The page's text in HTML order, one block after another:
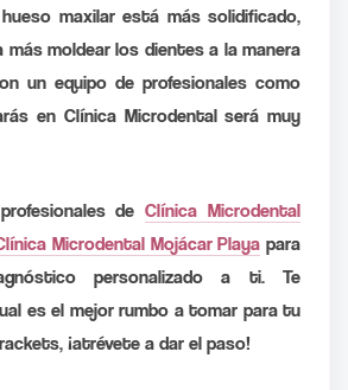
maxilar está más solidificado,
moldear los dientes a la manera
un equipo de profesionales como
en Clínica Microdental será muy
deClínica Microdental
Microdental Mojácar Playa para
personalizado a ti. Te
es el mejor rumbo a tomar para tu
¡atrévete a dar el paso!